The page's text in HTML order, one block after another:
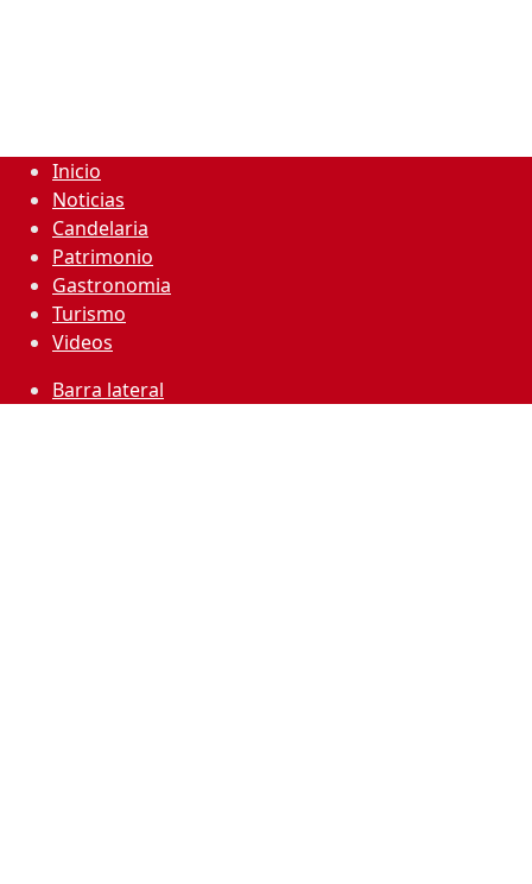
Inicio
Noticias
Candelaria
Patrimonio
Gastronomia
Turismo
Videos
Barra lateral